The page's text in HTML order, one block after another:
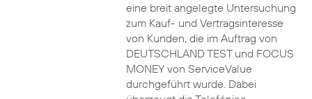
eine breit angelegte Untersuchung
zum Kauf- und Vertragsinteresse
von Kunden, die im Auftrag von
DEUTSCHLAND TEST und FOCUS
MONEY von ServiceValue
durchgeführt wurde. Dabei